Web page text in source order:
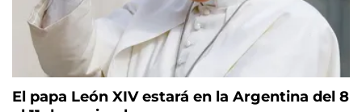
El papa León XIV estará en la Argentina del 8